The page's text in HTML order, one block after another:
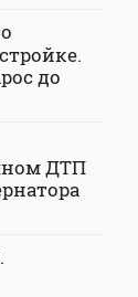
до
ДТП